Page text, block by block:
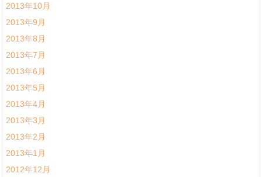
2013年10月
2013年9月
2013年8月
2013年7月
2013年6月
2013年5月
2013年4月
2013年3月
2013年2月
2013年1月
2012年12月